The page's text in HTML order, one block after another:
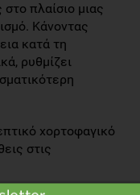
πλαίσιο μιας
Κάνοντας
κατά τη
ρυθμίζει
χορτοφαγικό
στις